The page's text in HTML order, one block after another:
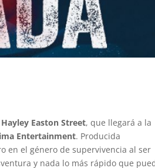
Hayley Easton Street, que llegará a la
Entertainment. Producida
en el género de supervivencia al ser
y nada lo más rápido que